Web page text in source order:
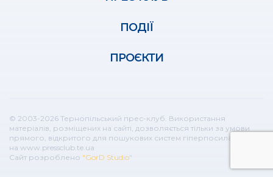
ПОДІЇ
ПРОЄКТИ
© 2003-2026 Тернопільський прес-клуб. Використання
матеріалів, розміщених на сайті, дозволяється тільки за умови
прямого, відкритого для пошукових систем гіперпосилання
на www.pressclub.te.ua
Сайт розроблено "GorD Studio"